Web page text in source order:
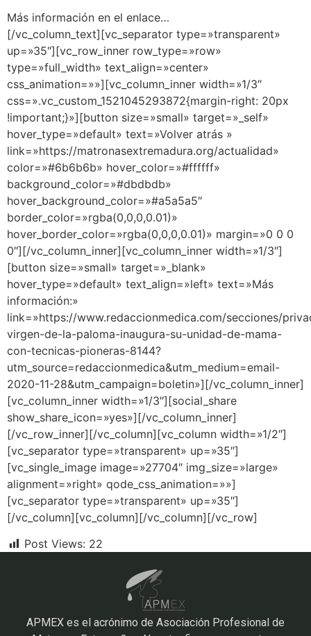
Más información en el enlace…
[/vc_column_text][vc_separator type=»transparent»
up=»35″][vc_row_inner row_type=»row»
type=»full_width» text_align=»center»
css_animation=»»][vc_column_inner width=»1/3″
css=».vc_custom_1521045293872{margin-right: 20px
!important;}»][button size=»small» target=»_self»
hover_type=»default» text=»Volver atrás »
link=»https://matronasextremadura.org/actualidad»
color=»#6b6b6b» hover_color=»#ffffff»
background_color=»#dbdbdb»
hover_background_color=»#a5a5a5″
border_color=»rgba(0,0,0,0.01)»
hover_border_color=»rgba(0,0,0,0.01)» margin=»0 0 0
0″][/vc_column_inner][vc_column_inner width=»1/3″]
[button size=»small» target=»_blank»
hover_type=»default» text_align=»left» text=»Más
información:»
link=»https://www.redaccionmedica.com/secciones/
virgen-de-la-paloma-inaugura-su-unidad-de-mama-
con-tecnicas-pioneras-8144?
utm_source=redaccionmedica&utm_medium=email-
2020-11-28&utm_campaign=boletin»][/vc_column_inner]
[vc_column_inner width=»1/3″][social_share
show_share_icon=»yes»][/vc_column_inner]
[/vc_row_inner][/vc_column][vc_column width=»1/2″]
[vc_separator type=»transparent» up=»35″]
[vc_single_image image=»27704″ img_size=»large»
alignment=»right» qode_css_animation=»»]
[vc_separator type=»transparent» up=»35″]
[/vc_column][vc_column][/vc_column][/vc_row]
Post Views: 22
APMEX es el acrónimo de Asociación Profesional de